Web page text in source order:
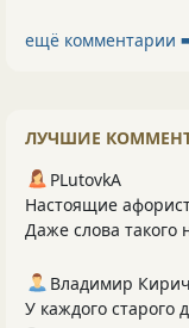
ещё комментарии
ЛУЧШИЕ
PLutоvkА
Настоящие
Даже слова такого
Владимир
У каждого старого